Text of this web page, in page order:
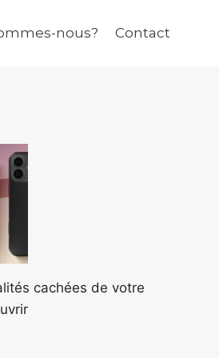
nous? Contact
cachées de votre